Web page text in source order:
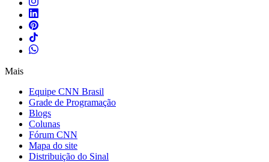
Mais
Equipe CNN Brasil
Grade de Programação
Blogs
Colunas
Fórum CNN
Mapa do site
Distribuição do Sinal